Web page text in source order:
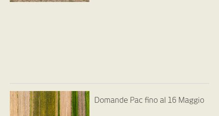
Domande Pac fino al 16 Maggio